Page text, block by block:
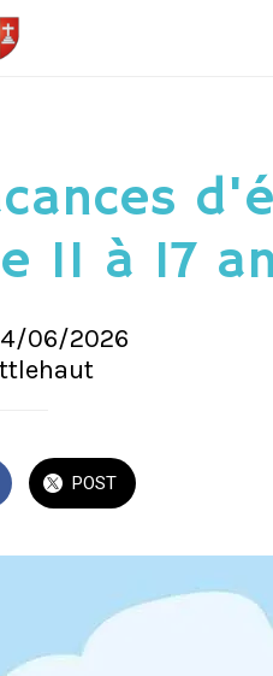
11 à 17
06/2026
POST